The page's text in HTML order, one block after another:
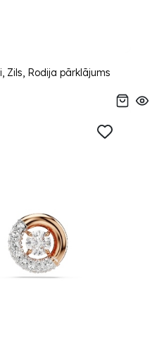
Zils, Rodija pārklājums